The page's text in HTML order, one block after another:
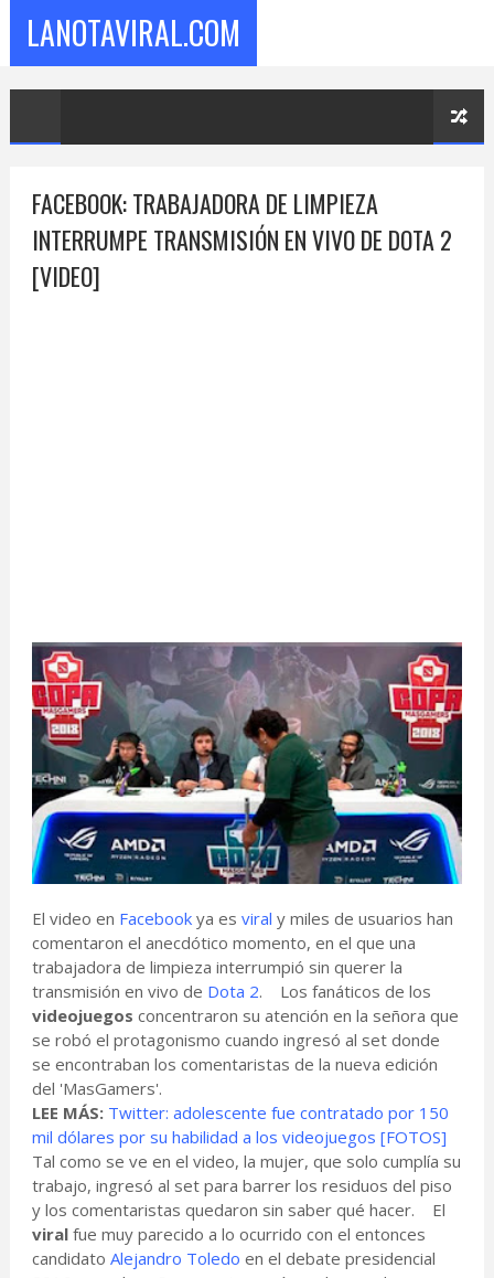
LANOTAVIRAL.COM
FACEBOOK: TRABAJADORA DE LIMPIEZA
INTERRUMPE TRANSMISIÓN EN VIVO DE DOTA 2
[VIDEO]
El video en Facebookya es viral y miles de usuarios han
comentaron el anecdótico momento, en el que una
trabajadora de limpieza interrumpió sin querer la
transmisión en vivo de Dota 2. Los fanáticos de los
videojuegos concentraron su atención en la señora que
se robó el protagonismo cuando ingresó al set donde
se encontraban los comentaristas de la nueva edición
del 'MasGamers'.
LEE MÁS: Twitter: adolescente fue contratado por 150
mil dólares por su habilidad a los videojuegos [FOTOS]
Tal como se ve en el video, la mujer, que solo cumplía su
trabajo, ingresó al set para barrer los residuos del piso
y los comentaristas quedaron sin saber qué hacer. El
viral fue muy parecido a lo ocurrido con el entonces
candidato Alejandro Toledo en el debate presidencial